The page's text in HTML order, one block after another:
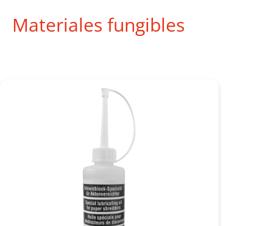
Materiales fungibles